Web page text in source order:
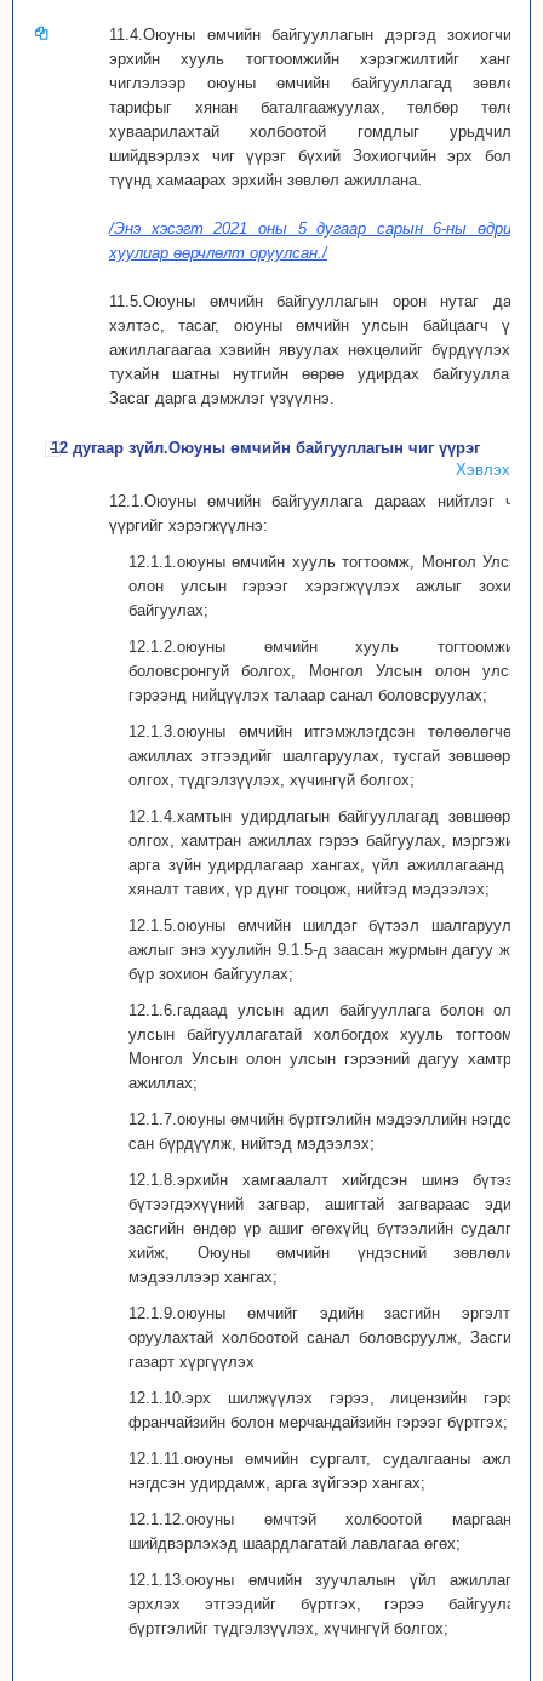
11.4.Оюуны өмчийн байгууллагын дэргэд зохиогчийн
эрхийн хууль тогтоомжийн хэрэгжилтийг хангах
чиглэлээр оюуны өмчийн байгууллагад зөвлөх,
тарифыг хянан баталгаажуулах, төлбөр төлөх,
хуваарилахтай холбоотой гомдлыг урьдчилан
шийдвэрлэх чиг үүрэг бүхий Зохиогчийн эрх болон
түүнд хамаарах эрхийн зөвлөл ажиллана.
/Энэ хэсэгт 2021 оны 5 дугаар сарын 6-ны өдрийн
хуулиар өөрчлөлт оруулсан./
11.5.Оюуны өмчийн байгууллагын орон нутаг дахь
хэлтэс, тасаг, оюуны өмчийн улсын байцаагч үйл
ажиллагаагаа хэвийн явуулах нөхцөлийг бүрдүүлэхэд
тухайн шатны нутгийн өөрөө удирдах байгууллага,
Засаг дарга дэмжлэг үзүүлнэ.
12 дугаар зүйл.Оюуны өмчийн байгууллагын чиг үүрэг
Хэвлэх
12.1.Оюуны өмчийн байгууллага дараах нийтлэг чиг
үүргийг хэрэгжүүлнэ:
12.1.1.оюуны өмчийн хууль тогтоомж, Монгол Улсын
олон улсын гэрээг хэрэгжүүлэх ажлыг зохион
байгуулах;
12.1.2.оюуны өмчийн хууль тогтоомжийг
боловсронгуй болгох, Монгол Улсын олон улсын
гэрээнд нийцүүлэх талаар санал боловсруулах;
12.1.3.оюуны өмчийн итгэмжлэгдсэн төлөөлөгчөөр
ажиллах этгээдийг шалгаруулах, тусгай зөвшөөрөл
олгох, түдгэлзүүлэх, хүчингүй болгох;
12.1.4.хамтын удирдлагын байгууллагад зөвшөөрөл
олгох, хамтран ажиллах гэрээ байгуулах, мэргэжил,
арга зүйн удирдлагаар хангах, үйл ажиллагаанд нь
хяналт тавих, үр дүнг тооцож, нийтэд мэдээлэх;
12.1.5.оюуны өмчийн шилдэг бүтээл шалгаруулах
ажлыг энэ хуулийн 9.1.5-д заасан журмын дагуу жил
бүр зохион байгуулах;
12.1.6.гадаад улсын адил байгууллага болон олон
улсын байгууллагатай холбогдох хууль тогтоомж,
Монгол Улсын олон улсын гэрээний дагуу хамтран
ажиллах;
12.1.7.оюуны өмчийн бүртгэлийн мэдээллийн нэгдсэн
сан бүрдүүлж, нийтэд мэдээлэх;
12.1.8.эрхийн хамгаалалт хийгдсэн шинэ бүтээл,
бүтээгдэхүүний загвар, ашигтай загвараас эдийн
засгийн өндөр үр ашиг өгөхүйц бүтээлийн судалгаа
хийж, Оюуны өмчийн үндэсний зөвлөлийг
мэдээллээр хангах;
12.1.9.оюуны өмчийг эдийн засгийн эргэлтэд
оруулахтай холбоотой санал боловсруулж, Засгийн
газарт хүргүүлэх
12.1.10.эрх шилжүүлэх гэрээ, лицензийн гэрээ,
франчайзийн болон мерчандайзийн гэрээг бүртгэх;
12.1.11.оюуны өмчийн сургалт, судалгааны ажлыг
нэгдсэн удирдамж, арга зүйгээр хангах;
12.1.12.оюуны өмчтэй холбоотой маргааныг
шийдвэрлэхэд шаардлагатай лавлагаа өгөх;
12.1.13.оюуны өмчийн зуучлалын үйл ажиллагаа
эрхлэх этгээдийг бүртгэх, гэрээ байгуулах,
бүртгэлийг түдгэлзүүлэх, хүчингүй болгох;